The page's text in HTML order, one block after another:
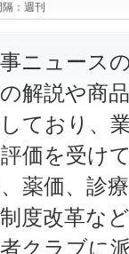
： 週刊
ニュース
解説や商
ており、
価を受け
薬価、診
度改革な
クラブに